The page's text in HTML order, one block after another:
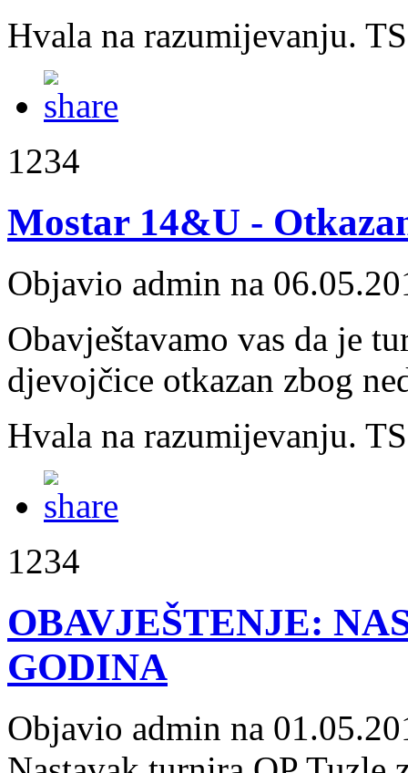
Hvala na razumijevanju.
1234
Mostar 14&U -
Objavio admin na
Obavještavamo vas da je
djevojčice otkazan zbog
Hvala na razumijevanju.
1234
OBAVJEŠTENJE:
GODINA
Objavio admin na